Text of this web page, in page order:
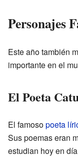
Personajes
Este año también
importante en el
El Poeta
El famosopoeta
Sus poemas eran
estudian hoy en